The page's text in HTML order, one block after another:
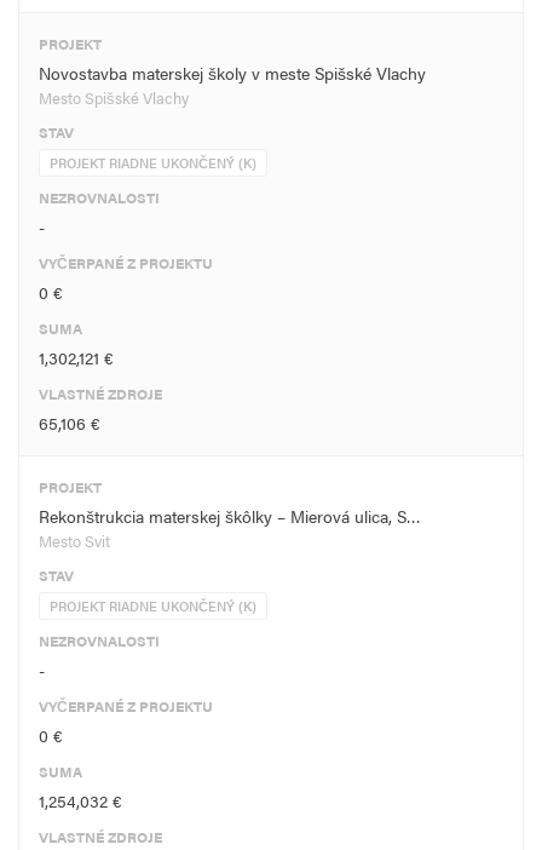
PROJEKT
Novostavba materskej školy v meste Spišské Vlachy
Mesto Spišské Vlachy
STAV
PROJEKT RIADNE UKONČENÝ (K)
NEZROVNALOSTI
-
VYČERPANÉ Z PROJEKTU
0 €
SUMA
1,302,121 €
VLASTNÉ ZDROJE
65,106 €
PROJEKT
Rekonštrukcia materskej škôlky – Mierová ulica, S…
Mesto Svit
STAV
PROJEKT RIADNE UKONČENÝ (K)
NEZROVNALOSTI
-
VYČERPANÉ Z PROJEKTU
0 €
SUMA
1,254,032 €
VLASTNÉ ZDROJE